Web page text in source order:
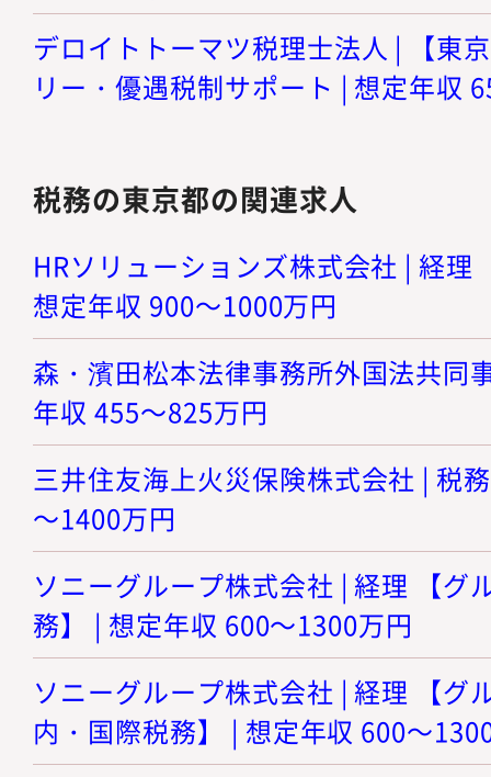
デロイトトーマツ税理士法人 | 【東
リー・優遇税制サポート | 想定年収
税務の東京都の関連求人
HRソリューションズ株式会社 | 経理
想定年収 900～1000万円
森・濱田松本法律事務所外国法共同
年収 455～825万円
三井住友海上火災保険株式会社 | 税
～1400万円
ソニーグループ株式会社 | 経理 【グ
務】 | 想定年収 600～1300万円
ソニーグループ株式会社 | 経理 【グ
内・国際税務】 | 想定年収 600～